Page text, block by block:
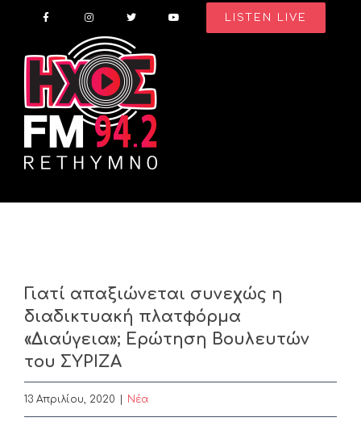
content
LISTEN LIVE
Γιατί απαξιώνεται συνεχώς η
διαδικτυακή πλατφόρμα
«Διαύγεια»; Ερώτηση Βουλευτών
του ΣΥΡΙΖΑ
13 Απριλίου, 2020 Nέα